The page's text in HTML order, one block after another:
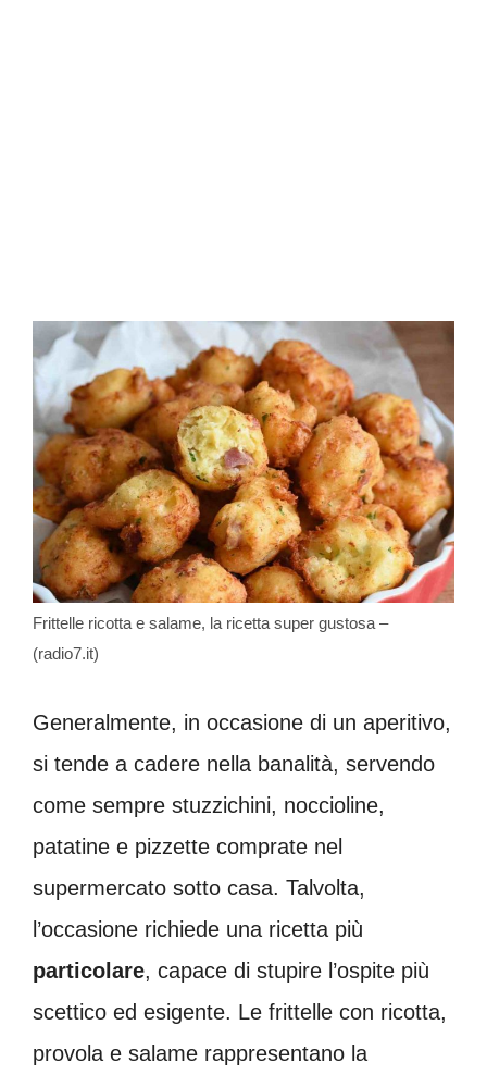
Frittelle ricotta e salame, la ricetta super gustosa –
(radio7.it)
Generalmente, in occasione di un aperitivo,
si tende a cadere nella banalità, servendo
come sempre stuzzichini, noccioline,
patatine e pizzette comprate nel
supermercato sotto casa. Talvolta,
l’occasione richiede una ricetta più
particolare, capace di stupire l’ospite più
scettico ed esigente. Le frittelle con ricotta,
provola e salame rappresentano la